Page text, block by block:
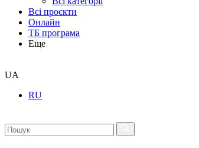
Всі проєкти
Онлайн
ТБ програма
Еще
UA
RU